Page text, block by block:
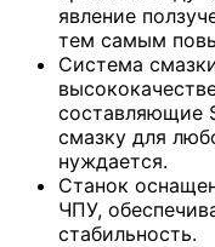
явление
тем самым
Система
составляющие
смазку для
нуждается.
Станок
ЧПУ,
стабильность.